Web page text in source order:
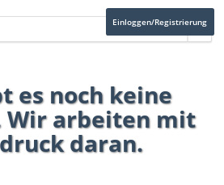
Einloggen/Registrierung
es noch keine
Wir arbeiten mit
daran.